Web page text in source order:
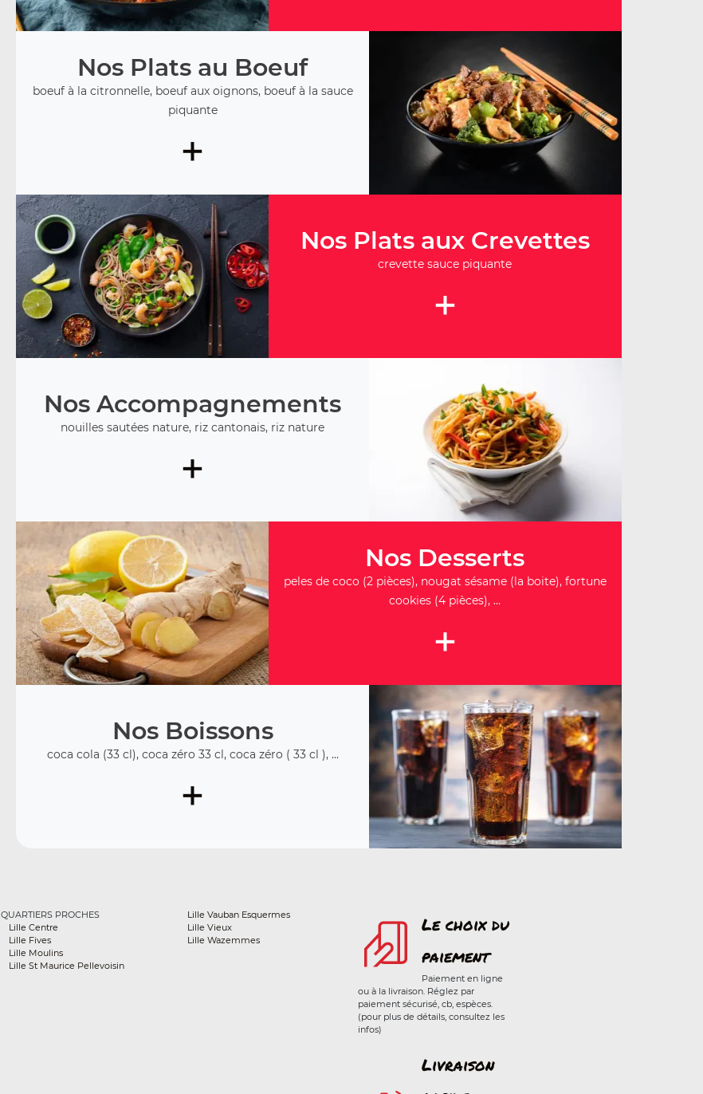
Nos Plats au Boeuf
boeuf à la citronnelle, boeuf aux oignons, boeuf à la sauce
piquante
+
Nos Plats aux Crevettes
crevette sauce piquante
+
Nos Accompagnements
nouilles sautées nature, riz cantonais, riz nature
+
Nos Desserts
peles de coco (2 pièces), nougat sésame (la boite), fortune
cookies (4 pièces), ...
+
Nos Boissons
coca cola (33 cl), coca zéro 33 cl, coca zéro ( 33 cl ), ...
+
QUARTIERS PROCHES
Lille Centre
Lille Fives
Lille Moulins
Lille St Maurice Pellevoisin
Lille Vauban Esquermes
Lille Vieux
Lille Wazemmes
Le choix du
paiement
Paiement en ligne
ou à la livraison. Réglez par
paiement sécurisé, cb, espèces.
(pour plus de détails, consultez les
infos)
Livraison